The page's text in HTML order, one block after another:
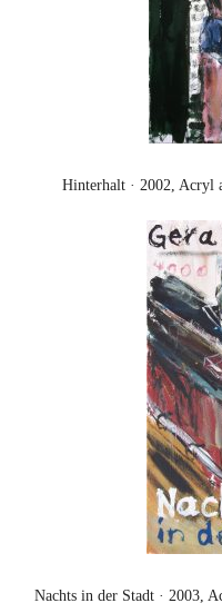
Hinterhalt · 2002, Acryl
Nachts in der Stadt · 2003,